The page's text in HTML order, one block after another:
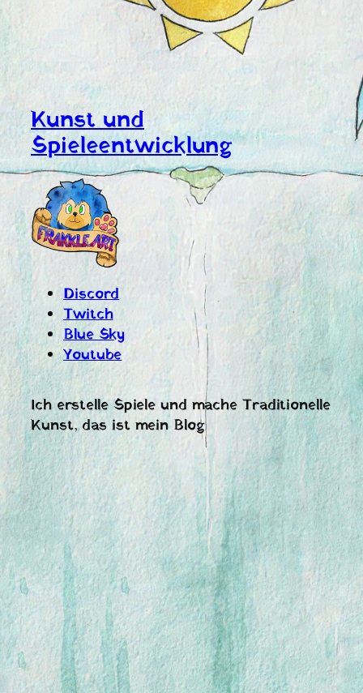
Kunst und
Spieleentwicklung
Discord
Twitch
Blue Sky
Youtube
Ich erstelle Spiele und mache Traditionelle
Kunst, das ist mein Blog